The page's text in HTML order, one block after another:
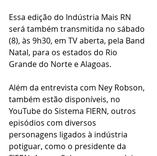
Essa edição do Indústria Mais RN
será também transmitida no sábado
(8), às 9h30, em TV aberta, pela Band
Natal, para os estados do Rio
Grande do Norte e Alagoas.
Além da entrevista com Ney Robson,
também estão disponíveis, no
YouTube do Sistema FIERN, outros
episódios com diversos
personagens ligados à indústria
potiguar, como o presidente da